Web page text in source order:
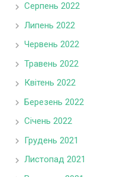
Серпень 2022
Липень 2022
Червень 2022
Травень 2022
Квітень 2022
Березень 2022
Січень 2022
Грудень 2021
Листопад 2021